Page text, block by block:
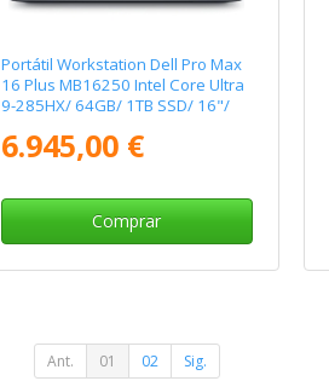
Portátil Workstation Dell Pro Max
16 Plus MB16250 Intel Core Ultra
9-285HX/ 64GB/ 1TB SSD/ 16"/
Pro
6.945,00 €
Comprar
Ant. 01 02 Sig.